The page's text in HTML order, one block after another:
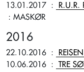
13.01.2017 :
R.U.R.
: MASKØR
2016
22.10.2016 :
10.06.2016 : TRE